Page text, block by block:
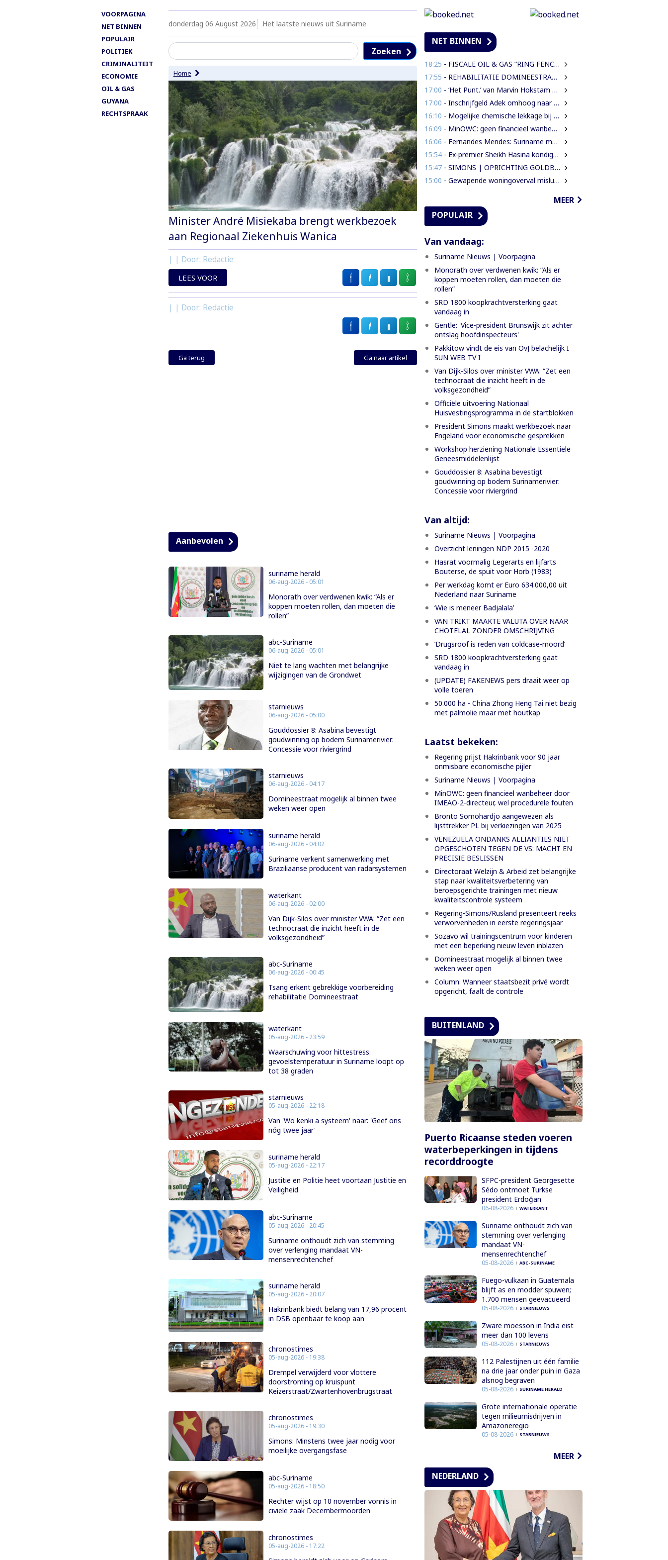
VOORPAGINA
NET BINNEN
POPULAIR
POLITIEK
CRIMINALITEIT
ECONOMIE
OIL & GAS
GUYANA
RECHTSPRAAK
donderdag 06 August 2026 Het laatste nieuws uit Suriname
Zoeken
Home
Minister André Misiekaba brengt werkbezoek
aan Regionaal Ziekenhuis Wanica
| | Door: Redactie
LEES VOOR
| | Door: Redactie
Ga terug Ga naar artikel
Aanbevolen
suriname herald
06-aug-2026 - 05:01
Monorath over verdwenen kwik: “Als er
koppen moeten rollen, dan moeten die
rollen”
abc-Suriname
06-aug-2026 - 05:01
Niet te lang wachten met belangrijke
wijzigingen van de Grondwet
starnieuws
06-aug-2026 - 05:00
Gouddossier 8: Asabina bevestigt
goudwinning op bodem Surinamerivier:
Concessie voor riviergrind
starnieuws
06-aug-2026 - 04:17
Domineestraat mogelijk al binnen twee
weken weer open
suriname herald
06-aug-2026 - 04:02
Suriname verkent samenwerking met
Braziliaanse producent van radarsystemen
waterkant
06-aug-2026 - 02:00
Van Dijk-Silos over minister VWA: “Zet een
technocraat die inzicht heeft in de
volksgezondheid”
abc-Suriname
06-aug-2026 - 00:45
Tsang erkent gebrekkige voorbereiding
rehabilitatie Domineestraat
waterkant
05-aug-2026 - 23:59
Waarschuwing voor hittestress:
gevoelstemperatuur in Suriname loopt op
tot 38 graden
starnieuws
05-aug-2026 - 22:18
Van 'Wo kenki a systeem' naar: 'Geef ons
nóg twee jaar'
suriname herald
05-aug-2026 - 22:17
Justitie en Politie heet voortaan Justitie en
Veiligheid
abc-Suriname
05-aug-2026 - 20:45
Suriname onthoudt zich van stemming
over verlenging mandaat VN-
mensenrechtenchef
suriname herald
05-aug-2026 - 20:07
Hakrinbank biedt belang van 17,96 procent
in DSB openbaar te koop aan
chronostimes
05-aug-2026 - 19:38
Drempel verwijderd voor vlottere
doorstroming op kruispunt
Keizerstraat/Zwartenhovenbrugstraat
chronostimes
05-aug-2026 - 19:30
Simons: Minstens twee jaar nodig voor
moeilijke overgangsfase
abc-Suriname
05-aug-2026 - 18:50
Rechter wijst op 10 november vonnis in
civiele zaak Decembermoorden
chronostimes
05-aug-2026 - 17:22
NET BINNEN
18:25 - FISCALE OIL & GAS “RING FENCE” OR “NO RING FENCE”? THAT IS THE QUESTION!
17:55 - REHABILITATIE DOMINEESTRAAT GEHALVEERD TOT TWEE WEKEN NA ERNSTIGE VERKEERSCHAOS
17:00 - ‘Het Punt.’ van Marvin Hokstam Baapoure is een thriller die je niet meer loslaat
17:00 - Inschrijfgeld Adek omhoog naar SRD 5.000; betalingsregeling van drie naar twee termijnen
16:10 - Mogelijke chemische lekkage bij Grassalco onderzocht als oorzaak vissterfte
16:09 - MinOWC: geen financieel wanbeheer door IMEAO-2-directeur, wel procedurele fouten
16:06 - Fernandes Mendes: Suriname moet kiezen voor presidentieel of parlementair stelsel
15:54- Ex-premier Sheikh Hasina kondigt terugkeer naar Bangladesh aan ondanks doodstraf
15:47- SIMONS | OPRICHTING GOLDBOARD MOET GOUDSECTOR ORDENEN EN STAATSINKOMSTEN VERHOGEN
15:00 - Gewapende woningoverval mislukt nadat bewoners en buren alarm slaan
MEER
POPULAIR
Van vandaag:
Suriname Nieuws | Voorpagina
Monorath over verdwenen kwik: “Als er
koppen moeten rollen, dan moeten die
rollen”
SRD 1800 koopkrachtversterking gaat
vandaag in
Gentle: 'Vice-president Brunswijk zit achter
ontslag hoofdinspecteurs'
Pakkitow vindt de eis van OvJ belachelijk I
SUN WEB TV I
Van Dijk-Silos over minister VWA: “Zet een
technocraat die inzicht heeft in de
volksgezondheid”
Officiële uitvoering Nationaal
Huisvestingsprogramma in de startblokken
President Simons maakt werkbezoek naar
Engeland voor economische gesprekken
Workshop herziening Nationale Essentiële
Geneesmiddelenlijst
Gouddossier 8: Asabina bevestigt
goudwinning op bodem Surinamerivier:
Concessie voor riviergrind
Van altijd:
Suriname Nieuws | Voorpagina
Overzicht leningen NDP 2015 -2020
Hasrat voormalig Legerarts en lijfarts
Bouterse, de spuit voor Horb (1983)
Per werkdag komt er Euro 634.000,00 uit
Nederland naar Suriname
‘Wie is meneer Badjalala’
VAN TRIKT MAAKTE VALUTA OVER NAAR
CHOTELAL ZONDER OMSCHRIJVING
’Drugsroof is reden van coldcase-moord’
SRD 1800 koopkrachtversterking gaat
vandaag in
(UPDATE) FAKENEWS pers draait weer op
volle toeren
50.000 ha - China Zhong Heng Tai niet bezig
met palmolie maar met houtkap
Laatst bekeken:
Regering prijst Hakrinbank voor 90 jaar
onmisbare economische pijler
Suriname Nieuws | Voorpagina
MinOWC: geen financieel wanbeheer door
IMEAO-2-directeur, wel procedurele fouten
Bronto Somohardjo aangewezen als
lijsttrekker PL bij verkiezingen van 2025
VENEZUELA ONDANKS ALLIANTIES NIET
OPGESCHOTEN TEGEN DE VS: MACHT EN
PRECISIE BESLISSEN
Directoraat Welzijn & Arbeid zet belangrijke
stap naar kwaliteitsverbetering van
beroepsgerichte trainingen met nieuw
kwaliteitscontrole systeem
Regering-Simons/Rusland presenteert reeks
verworvenheden in eerste regeringsjaar
Sozavo wil trainingscentrum voor kinderen
met een beperking nieuw leven inblazen
Domineestraat mogelijk al binnen twee
weken weer open
Column: Wanneer staatsbezit privé wordt
opgericht, faalt de controle
BUITENLAND
Puerto Ricaanse steden voeren
waterbeperkingen in tijdens
recorddroogte
SFPC-president Georgesette
Sédo ontmoet Turkse
president Erdoğan
06-08-2026 WATERKANT
Suriname onthoudt zich van
stemming over verlenging
mandaat VN-
mensenrechtenchef
05-08-2026 ABC-SURINAME
Fuego-vulkaan in Guatemala
blijft as en modder spuwen;
1.700 mensen geëvacueerd
05-08-2026 STARNIEUWS
Zware moesson in India eist
meer dan 100 levens
05-08-2026 STARNIEUWS
112 Palestijnen uit één familie
na drie jaar onder puin in Gaza
alsnog begraven
05-08-2026 SURINAME HERALD
Grote internationale operatie
tegen milieumisdrijven in
Amazoneregio
05-08-2026 STARNIEUWS
MEER
NEDERLAND